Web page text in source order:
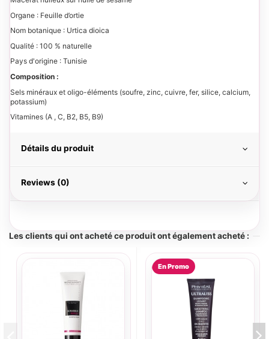
Organe : Feuille d’ortie
Nom botanique : Urtica dioica
Qualité : 100 % naturelle
Pays d'origine : Tunisie
Composition :
Sels minéraux et oligo-éléments (soufre, zinc, cuivre, fer, silice, calcium,
potassium)
Vitamines (A , C, B2, B5, B9)
Détails du produit
Reviews (0)
Les clients qui ont acheté ce produit ont également acheté :
En Promo